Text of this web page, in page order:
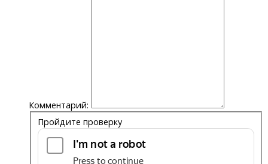
Комментарий:
Пройдите проверку